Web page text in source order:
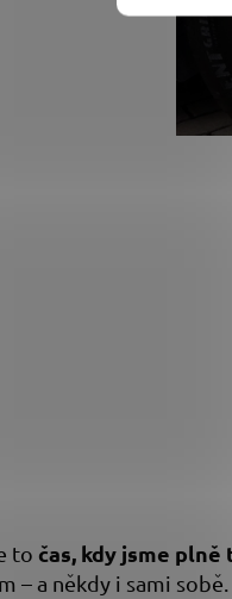
to čas, kdy jsme plně
– a někdy i sami